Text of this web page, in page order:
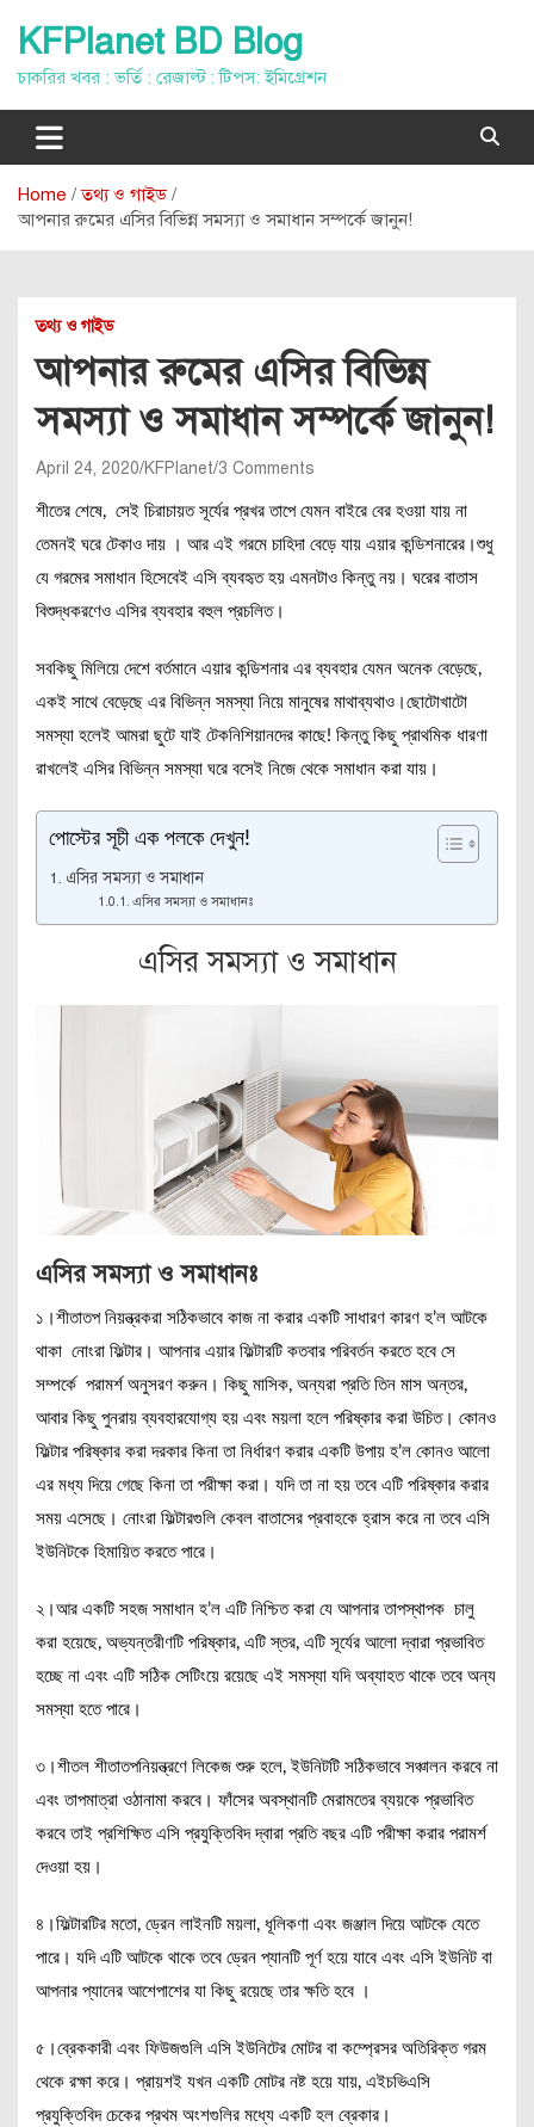
content
KFPlanet BD Blog
চাকরির খবর : ভর্তি : রেজাল্ট : টিপস: ইমিগ্রেশন
Home
তথ্য ও গাইড
আপনার রুমের এসির বিভিন্ন সমস্যা ও সমাধান সম্পর্কে জানুন!
তথ্য ও গাইড
আপনার রুমের এসির বিভিন্ন
সমস্যা ও সমাধান সম্পর্কে জানুন!
April 24, 2020 KFPlanet 3 Comments
শীতের শেষে, সেই চিরাচায়ত সূর্যের প্রখর তাপে যেমন বাইরে বের হওয়া যায় না
তেমনই ঘরে টেকাও দায় । আর এই গরমে চাহিদা বেড়ে যায় এয়ার কন্ডিশনারের।শুধু
যে গরমের সমাধান হিসেবেই এসি ব্যবহৃত হয় এমনটাও কিন্তু নয়। ঘরের বাতাস
বিশুদ্ধকরণেও এসির ব্যবহার বহুল প্রচলিত।
সবকিছু মিলিয়ে দেশে বর্তমানে এয়ার কন্ডিশনার এর ব্যবহার যেমন অনেক বেড়েছে,
একই সাথে বেড়েছে এর বিভিন্ন সমস্যা নিয়ে মানুষের মাথাব্যথাও।ছোটোখাটো
সমস্যা হলেই আমরা ছুটে যাই টেকনিশিয়ানদের কাছে! কিন্তু কিছু প্রাথমিক ধারণা
রাখলেই এসির বিভিন্ন সমস্যা ঘরে বসেই নিজে থেকে সমাধান করা যায়।
পোস্টের সূচী এক পলকে দেখুন!
এসির সমস্যা ও সমাধান
এসির সমস্যা ও সমাধানঃ
এসির সমস্যা ও সমাধান
এসির সমস্যা ও সমাধানঃ
১।শীতাতপ নিয়ন্ত্রকরা সঠিকভাবে কাজ না করার একটি সাধারণ কারণ হ’ল আটকে
থাকা নোংরা ফিল্টার। আপনার এয়ার ফিল্টারটি কতবার পরিবর্তন করতে হবে সে
সম্পর্কে পরামর্শ অনুসরণ করুন। কিছু মাসিক, অন্যরা প্রতি তিন মাস অন্তর,
আবার কিছু পুনরায় ব্যবহারযোগ্য হয় এবং ময়লা হলে পরিষ্কার করা উচিত। কোনও
ফিল্টার পরিষ্কার করা দরকার কিনা তা নির্ধারণ করার একটি উপায় হ’ল কোনও আলো
এর মধ্য দিয়ে গেছে কিনা তা পরীক্ষা করা। যদি তা না হয় তবে এটি পরিষ্কার করার
সময় এসেছে। নোংরা ফিল্টারগুলি কেবল বাতাসের প্রবাহকে হ্রাস করে না তবে এসি
ইউনিটকে হিমায়িত করতে পারে।
২।আর একটি সহজ সমাধান হ’ল এটি নিশ্চিত করা যে আপনার তাপস্থাপক চালু
করা হয়েছে, অভ্যন্তরীণটি পরিষ্কার, এটি স্তর, এটি সূর্যের আলো দ্বারা প্রভাবিত
হচ্ছে না এবং এটি সঠিক সেটিংয়ে রয়েছে এই সমস্যা যদি অব্যাহত থাকে তবে অন্য
সমস্যা হতে পারে।
৩।শীতল শীতাতপনিয়ন্ত্রণে লিকেজ শুরু হলে, ইউনিটটি সঠিকভাবে সঞ্চালন করবে না
এবং তাপমাত্রা ওঠানামা করবে। ফাঁসের অবস্থানটি মেরামতের ব্যয়কে প্রভাবিত
করবে তাই প্রশিক্ষিত এসি প্রযুক্তিবিদ দ্বারা প্রতি বছর এটি পরীক্ষা করার পরামর্শ
দেওয়া হয়।
৪।ফিল্টারটির মতো, ড্রেন লাইনটি ময়লা, ধূলিকণা এবং জঞ্জাল দিয়ে আটকে যেতে
পারে। যদি এটি আটকে থাকে তবে ড্রেন প্যানটি পূর্ণ হয়ে যাবে এবং এসি ইউনিট বা
আপনার প্যানের আশেপাশের যা কিছু রয়েছে তার ক্ষতি হবে ।
৫।ব্রেককারী এবং ফিউজগুলি এসি ইউনিটের মোটর বা কম্প্রেসর অতিরিক্ত গরম
থেকে রক্ষা করে। প্রায়শই যখন একটি মোটর নষ্ট হয়ে যায়, এইচভিএসি
প্রযুক্তিবিদ চেকের প্রথম অংশগুলির মধ্যে একটি হল ব্রেকার।